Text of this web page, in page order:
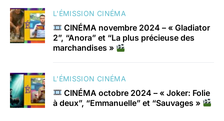
L'ÉMISSION CINÉMA
CINÉMA novembre 2024 – « Gladiator
2”, “Anora” et “La plus précieuse des
marchandises »
L'ÉMISSION CINÉMA
CINÉMA octobre 2024 – « Joker: Folie
à deux”, “Emmanuelle” et “Sauvages »